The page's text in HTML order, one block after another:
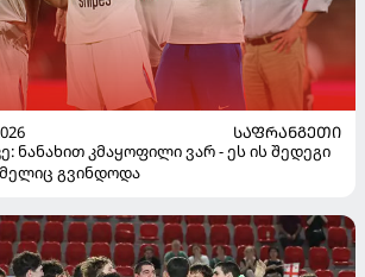
ᲡᲐᲤᲠᲐᲜᲒᲔᲗᲘ
ნანახით კმაყოფილი ვარ - ეს ის შედეგი
გვინდოდა